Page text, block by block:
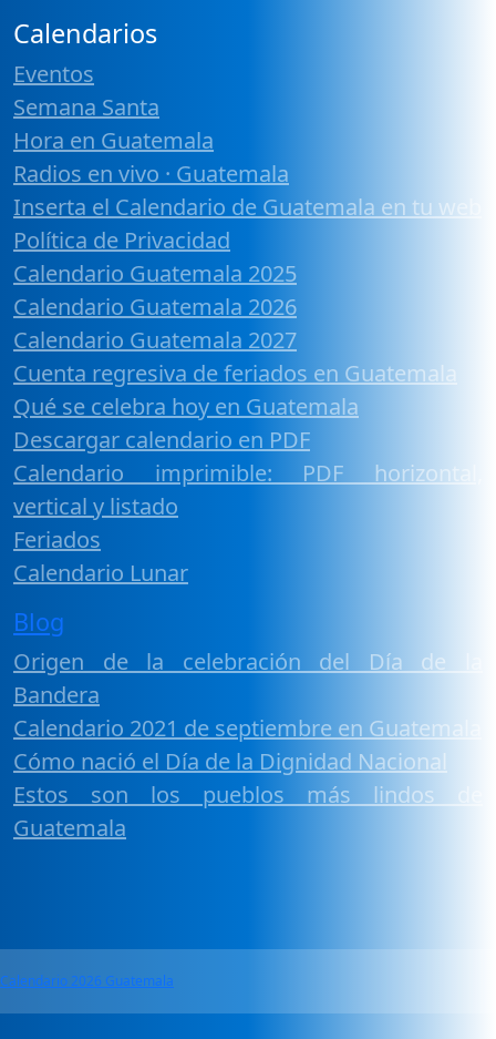
Calendarios
Eventos
Semana Santa
Hora en Guatemala
Radios en vivo · Guatemala
Inserta el Calendario de Guatemala en tu web
Política de Privacidad
Calendario Guatemala 2025
Calendario Guatemala 2026
Calendario Guatemala 2027
Cuenta regresiva de feriados en Guatemala
Qué se celebra hoy en Guatemala
Descargar calendario en PDF
Calendario imprimible: PDF horizontal,
vertical y listado
Feriados
Calendario Lunar
Blog
Origen de la celebración del Día de la
Bandera
Calendario 2021 de septiembre en Guatemala
Cómo nació el Día de la Dignidad Nacional
Estos son los pueblos más lindos de
Guatemala
Calendario 2026 Guatemala